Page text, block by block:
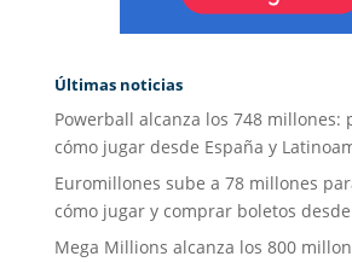
Últimas noticias
Powerball alcanza los 748 millones:
cómo jugar desde España y
Euromillones sube a 78 millones
cómo jugar y comprar boletos
Mega Millions alcanza los 800